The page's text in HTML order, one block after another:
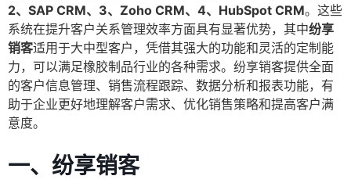
2、SAP CRM、3、Zoho CRM、4、HubSpot CRM。这些
系统在提升客户关系管理效率方面具有显著优势，其中纷享
销客适用于大中型客户，凭借其强大的功能和灵活的定制能
力，可以满足橡胶制品行业的各种需求。纷享销客提供全面
的客户信息管理、销售流程跟踪、数据分析和报表功能，有
助于企业更好地理解客户需求、优化销售策略和提高客户满
意度。
一、纷享销客